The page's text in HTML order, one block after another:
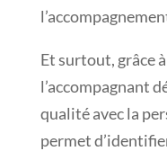
Et surtout, grâce
l’accompagnant
qualité avec la
permet